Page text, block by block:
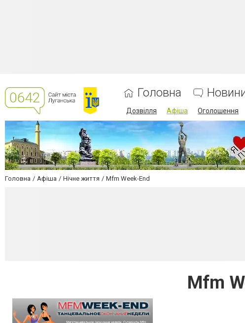
Головна
Дозвілля Афіша Оголошення
Головна Афіша Нічне життя Mfm Week-End
Mfm